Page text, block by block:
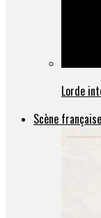
Lorde
Scène française